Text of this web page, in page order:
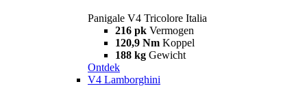
Panigale V4 Tricolore Italia
216 pk Vermogen
120,9 Nm Koppel
188 kg Gewicht
Ontdek
V4 Lamborghini